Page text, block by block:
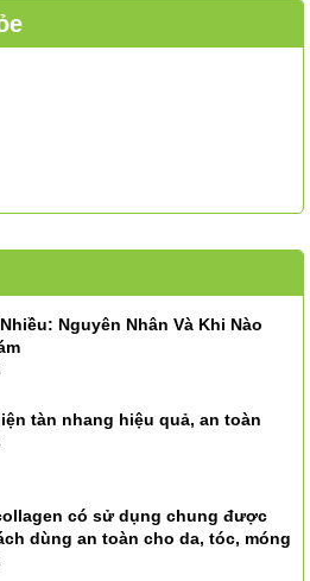
Nguyên Nhân Và Khi Nào
tàn nhang hiệu quả, an toàn
có sử dụng chung được
dùng an toàn cho da, tóc, móng